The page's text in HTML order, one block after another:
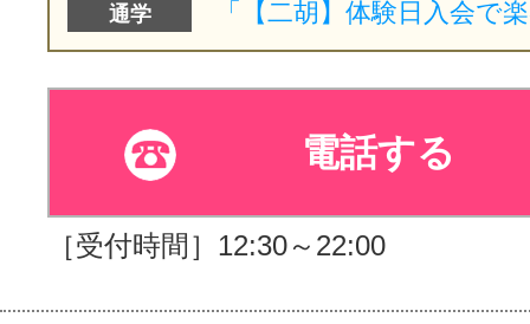
通学
電話する
［受付時間］12:30～22:00